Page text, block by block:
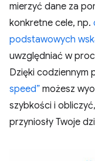
mierzyć dane za
konkretne cele, np.
podstawowych
uwzględniać w
Dzięki codziennym
speed” możesz
szybkości i
przyniosły Twoje